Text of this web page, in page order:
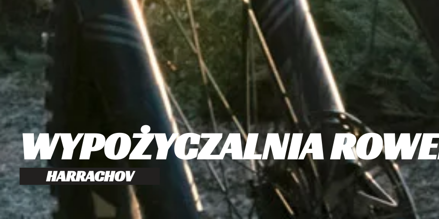
WYPOŻYCZALNIA
HARRACHOV